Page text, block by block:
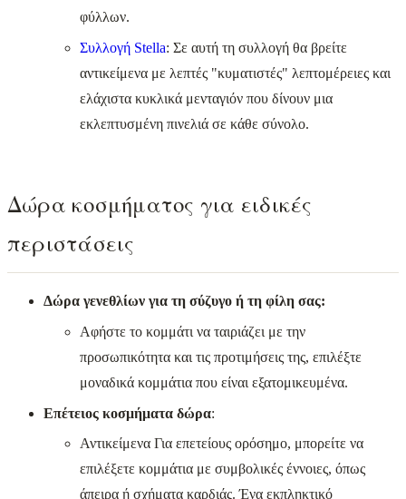
φύλλων.
Συλλογή Stella: Σε αυτή τη συλλογή θα βρείτε
αντικείμενα με λεπτές "κυματιστές" λεπτομέρειες και
ελάχιστα κυκλικά μενταγιόν που δίνουν μια
εκλεπτυσμένη πινελιά σε κάθε σύνολο.
Δώρα κοσμήματος για ειδικές
περιστάσεις
Δώρα γενεθλίων για τη σύζυγο ή τη φίλη σας:
Αφήστε το κομμάτι να ταιριάζει με την
προσωπικότητα και τις προτιμήσεις της, επιλέξτε
μοναδικά κομμάτια που είναι εξατομικευμένα.
Επέτειος κοσμήματα δώρα:
Αντικείμενα Για επετείους ορόσημο, μπορείτε να
επιλέξετε κομμάτια με συμβολικές έννοιες, όπως
άπειρα ή σχήματα καρδιάς. Ένα εκπληκτικό